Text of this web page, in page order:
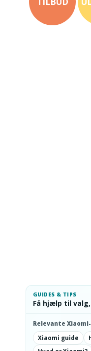
GUIDES & TIPS
Få hjælp til
Relevante
Xiaomi guide